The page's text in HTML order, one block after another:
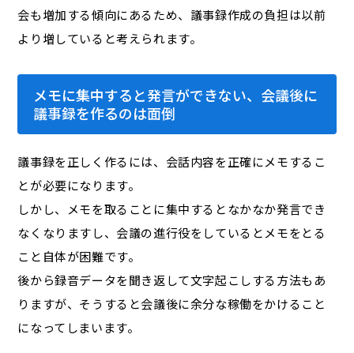
会も増加する傾向にあるため、議事録作成の負担は以前
より増していると考えられます。
メモに集中すると発言ができない、会議後に
議事録を作るのは面倒
議事録を正しく作るには、会話内容を正確にメモするこ
とが必要になります。
しかし、メモを取ることに集中するとなかなか発言でき
なくなりますし、会議の進行役をしているとメモをとる
こと自体が困難です。
後から録音データを聞き返して文字起こしする方法もあ
りますが、そうすると会議後に余分な稼働をかけること
になってしまいます。